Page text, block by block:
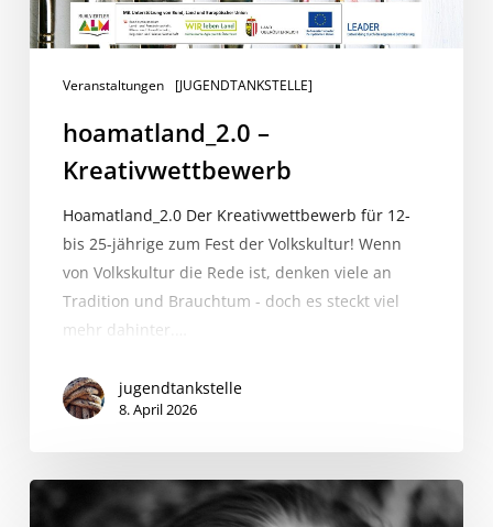
Veranstaltungen [JUGENDTANKSTELLE]
hoamatland_2.0 –
Kreativwettbewerb
Hoamatland_2.0 Der Kreativwettbewerb für 12-
bis 25-jährige zum Fest der Volkskultur! Wenn
von Volkskultur die Rede ist, denken viele an
Tradition und Brauchtum - doch es steckt viel
mehr dahinter.…
jugendtankstelle
8. April 2026
POV: